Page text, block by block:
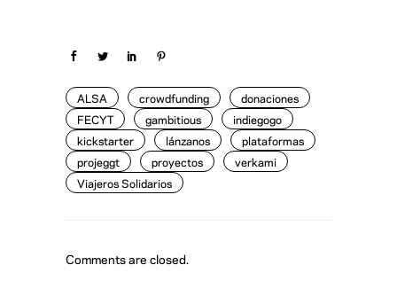
ALSA crowdfunding
donaciones
FECYT
gambitious
indiegogo
kickstarter
lánzanos
plataformas
projeggt
proyectos
verkami
Viajeros Solidarios
Comments are closed.